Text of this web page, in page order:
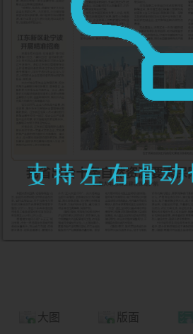
大图 版面